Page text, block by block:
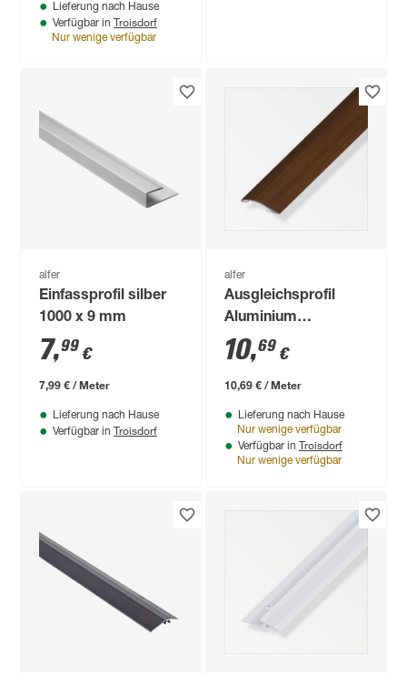
Lieferung nach Hause
Verfügbar in Troisdorf
Nur wenige verfügbar
alfer
Einfassprofil silber
1000 x 9 mm
7,99 €
7,99 € / Meter
Lieferung nach Hause
Verfügbar in Troisdorf
alfer
Ausgleichsprofil
Aluminium
nussbaumfarben
38,5 x 5 mm
10,69 €
10,69 € / Meter
Lieferung nach Hause
Nur wenige verfügbar
Verfügbar in Troisdorf
Nur wenige verfügbar